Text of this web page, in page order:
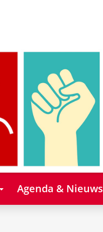
Agenda & Nieuws